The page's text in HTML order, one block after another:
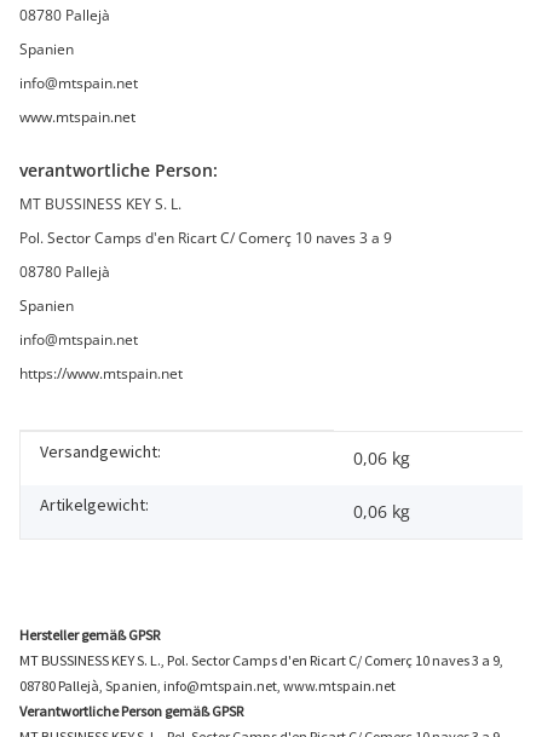
08780 Pallejà
Spanien
info@mtspain.net
www.mtspain.net
verantwortliche Person:
MT BUSSINESS KEY S. L.
Pol. Sector Camps d'en Ricart C/ Comerç 10 naves 3 a 9
08780 Pallejà
Spanien
info@mtspain.net
https://www.mtspain.net
Produkteigenschaft
Wert
Versandgewicht: 0,06 kg
Artikelgewicht: 0,06 kg
Hersteller gemäß GPSR
MT BUSSINESS KEY S. L., Pol. Sector Camps d'en Ricart C/ Comerç 10 naves 3 a 9,
08780 Pallejà, Spanien, info@mtspain.net, www.mtspain.net
Verantwortliche Person gemäß GPSR